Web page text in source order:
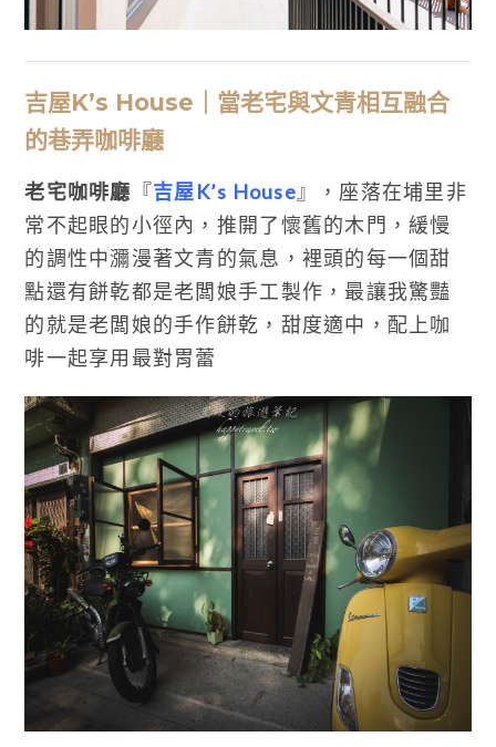
吉屋K’s House｜當老宅與文青相互融合
的巷弄咖啡廳
老宅咖啡廳 『吉屋K’s House』，座落在埔里非
常不起眼的小徑內，推開了懷舊的木門，緩慢
的調性中瀰漫著文青的氣息，裡頭的每一個甜
點還有餅乾都是老闆娘手工製作，最讓我驚豔
的就是老闆娘的手作餅乾，甜度適中，配上咖
啡一起享用最對胃蕾